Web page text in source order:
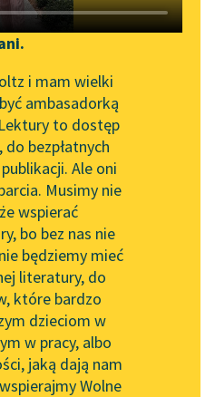
Zgłoś brak utworu
Narzędzia
Mapa Wolnych Lektur
Leśmianator
Przewodnik dla piszących i
czytających
API
OAI-PMH
Widget Wolnych Lektur
Przypisy
i mam wielki
ambasadorką
to dostęp
do bezpłatnych
Ale oni
Musimy nie
wspierać
bo bez nas nie
będziemy mieć
literatury, do
które bardzo
dzieciom w
w pracy, albo
jaką dają nam
Wolne
Emilio Salgari
Dom był piękny, ale
ogród urodą przerastał
wszelkie wyobrażenia.
Rosnące w rzędach
szerokolistne,
ciemnozielone
bananowce...
Czytaj więcej